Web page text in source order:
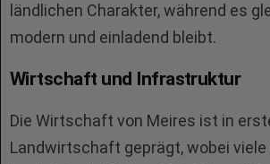
ländlichen Charakter, während es
modern und einladend bleibt.
Wirtschaft und Infrastruktur
Die Wirtschaft von Meires ist in
Landwirtschaft geprägt, wobei viele